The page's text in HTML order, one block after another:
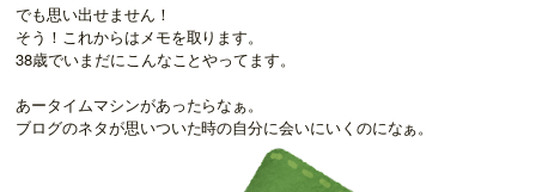
でも思い出せません！
そう！これからはメモを取ります。
38歳でいまだにこんなことやってます。
あータイムマシンがあったらなぁ。
ブログのネタが思いついた時の自分に会いにいくのになぁ。